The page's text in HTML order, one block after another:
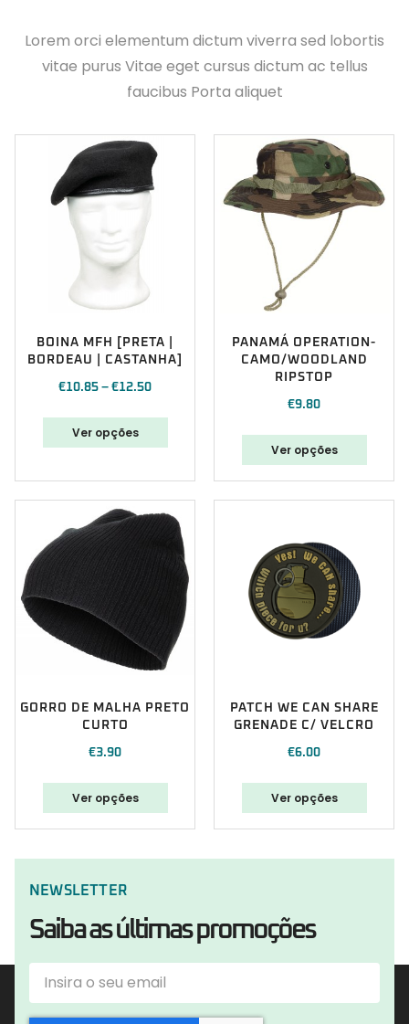
Lorem orci elementum dictum viverra sed lobortis
vitae purus Vitae eget cursus dictum ac tellus
faucibus Porta aliquet
BOINA MFH [PRETA |
BORDEAU | CASTANHA]
€10.85 – €12.50
Ver opções
PANAMÁ OPERATION-
CAMO/WOODLAND
RIPSTOP
€9.80
Ver opções
GORRO DE MALHA PRETO
CURTO
€3.90
Ver opções
PATCH WE CAN SHARE
GRENADE C/ VELCRO
€6.00
Ver opções
NEWSLETTER
Saiba as últimas promoções